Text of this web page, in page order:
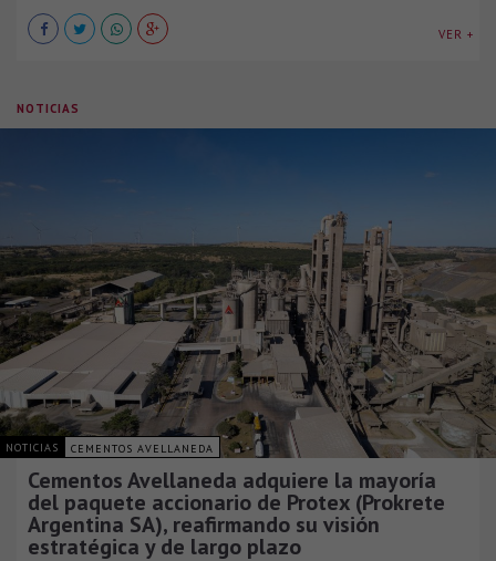
VER +
NOTICIAS
NOTICIAS CEMENTOS AVELLANEDA
Cementos Avellaneda adquiere la mayoría
del paquete accionario de Protex (Prokrete
Argentina SA), reafirmando su visión
estratégica y de largo plazo